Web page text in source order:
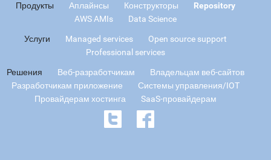
Продукты Аплайнсы Конструкторы
Repository
AWS AMIs
Data Science
Услуги Managed services
Open source support
Professional services
Решения Веб-разработчикам
Владельцам веб-сайтов
Разработчикам приложение
Системы управления/IOT
Провайдерам хостинга
SaaS-провайдерам